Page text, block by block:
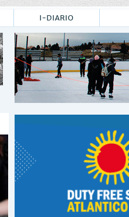
I-DIARIO